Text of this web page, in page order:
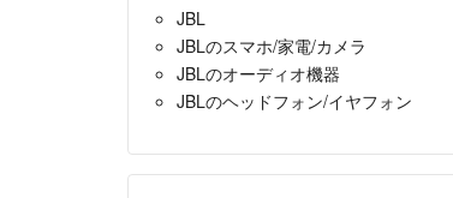
JBL
JBLのスマホ/家電/カメラ
JBLのオーディオ機器
JBLのヘッドフォン/イヤフォン